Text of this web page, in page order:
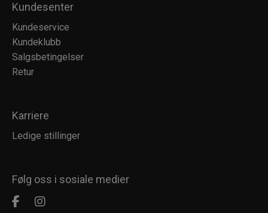
Kundesenter
Kundeservice
Kundeklubb
Salgsbetingelser
Retur
Karriere
Ledige stillinger
Følg oss i sosiale medier